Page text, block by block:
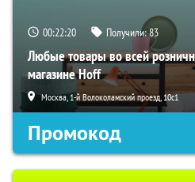
00:22:19 Получили:83
Любые товары во всей
магазине Hoff
Москва, 1-й Волоколамский проезд, 10с1
Промокод